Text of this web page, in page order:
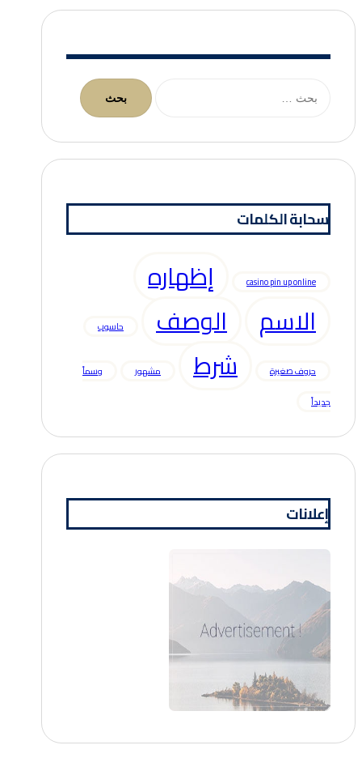
سحابة الكلمات
casino pin up online
إظهاره
الاسم
الوصف حاسوب
حروف صغيرة شرط مشهور
وسماً
جديداً
إعلانات